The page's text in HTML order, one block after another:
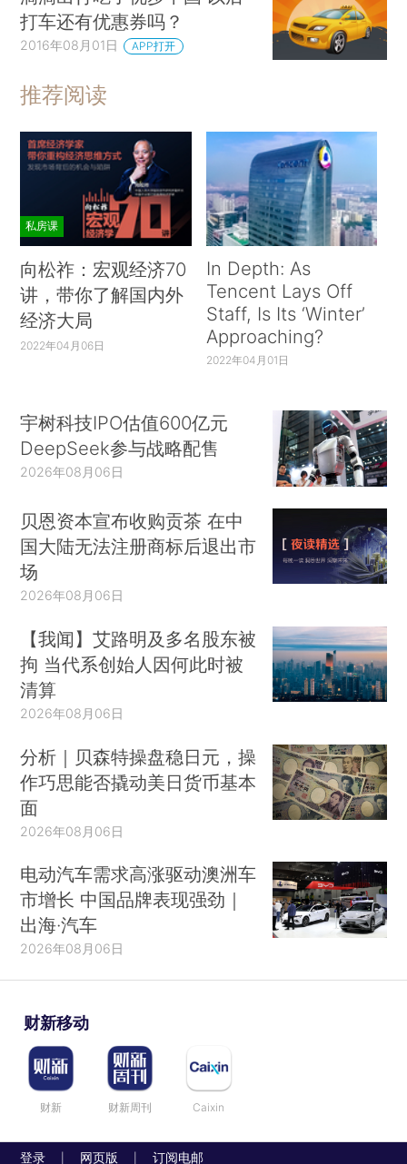
打车还有优惠券吗？
2016年08月01日 APP打开
推荐阅读
私房课
向松祚：宏观经济70
讲，带你了解国内外
经济大局
2022年04月06日
In Depth: As
Tencent Lays Off
Staff, Is Its ‘Winter’
Approaching?
2022年04月01日
宇树科技IPO估值600亿元
DeepSeek参与战略配售
2026年08月06日
贝恩资本宣布收购贡茶 在中
国大陆无法注册商标后退出市
场
2026年08月06日
【我闻】艾路明及多名股东被
拘 当代系创始人因何此时被
清算
2026年08月06日
分析｜贝森特操盘稳日元，操
作巧思能否撬动美日货币基本
面
2026年08月06日
电动汽车需求高涨驱动澳洲车
市增长 中国品牌表现强劲｜
出海·汽车
2026年08月06日
财新移动
财新 财新周刊 Caixin
登录 网页版 订阅电邮